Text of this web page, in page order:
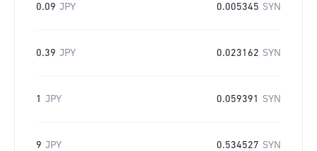
0.09 JPY 0.005345 SYN
0.39 JPY 0.023162 SYN
1 JPY 0.059391 SYN
9 JPY 0.534527 SYN